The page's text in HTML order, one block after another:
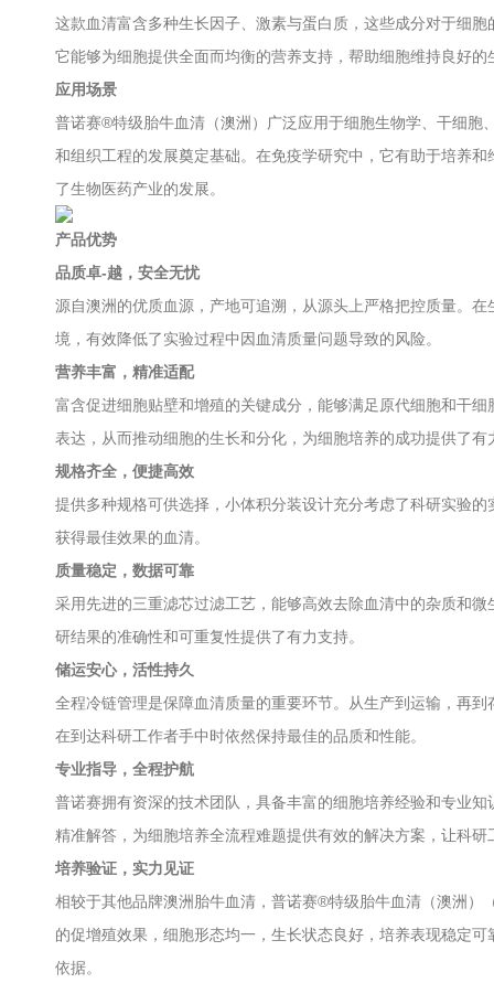
这款血清富含多种生长因子、激素与蛋白质，这些成分对于细
它能够为细胞提供全面而均衡的营养支持，帮助细胞维持良好
应用场景
普诺赛®特级胎牛血清（澳洲）广泛应用于细胞生物学、干细
和组织工程的发展奠定基础。在免疫学研究中，它有助于培养
了生物医药产业的发展。
产品优势
品质卓-越，安全无忧
源自澳洲的优质血源，产地可追溯，从源头上严格把控质量。
境，有效降低了实验过程中因血清质量问题导致的风险。
营养丰富，精准适配
富含促进细胞贴壁和增殖的关键成分，能够满足原代细胞和干
表达，从而推动细胞的生长和分化，为细胞培养的成功提供了有
规格齐全，便捷高效
提供多种规格可供选择，小体积分装设计充分考虑了科研实验
获得最佳效果的血清。
质量稳定，数据可靠
采用先进的三重滤芯过滤工艺，能够高效去除血清中的杂质和
研结果的准确性和可重复性提供了有力支持。
储运安心，活性持久
全程冷链管理是保障血清质量的重要环节。从生产到运输，再
在到达科研工作者手中时依然保持最佳的品质和性能。
专业指导，全程护航
普诺赛拥有资深的技术团队，具备丰富的细胞培养经验和专业
精准解答，为细胞培养全流程难题提供有效的解决方案，让科研
培养验证，实力见证
相较于其他品牌澳洲胎牛血清，普诺赛®特级胎牛血清（澳洲
的促增殖效果，细胞形态均一，生长状态良好，培养表现稳定
依据。